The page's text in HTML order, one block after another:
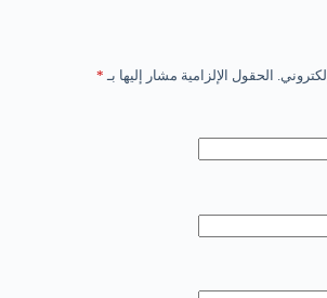
الحقول الإلزامية مشار إليها بـ *